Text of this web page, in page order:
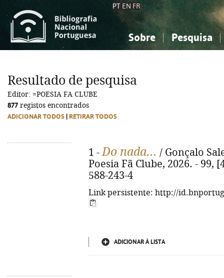
PT EN FR
Sobre Pesquisa
Ciências sociais...
Ciências sociais...
Resultado de pesquisa
Editor: =POESIA FA CLUBE
877 registos encontrados
ADICIONAR TODOS RETIRAR TODOS
1 -Do nada... / Gonçalo
Poesia Fã Clube, 2026. - 99,
588-243-4
Link persistente: http://
ADICIONAR À LISTA